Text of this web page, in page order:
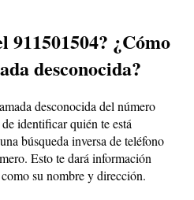
911501504? ¿Cómo
desconocida?
desconocida del número
identificar quién te está
búsqueda inversa de teléfono
Esto te dará información
su nombre y dirección.